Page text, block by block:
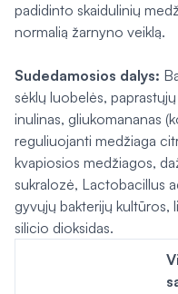
padidinto skaidulinių
normalią žarnyno veiklą.
Sudedamosios dalys:
sėklų luobelės,
inulinas, gliukomananas
reguliuojanti medžiaga
kvapiosios medžiagos,
sukralozė, Lactobacillus
gyvųjų bakterijų kultūros,
silicio dioksidas.